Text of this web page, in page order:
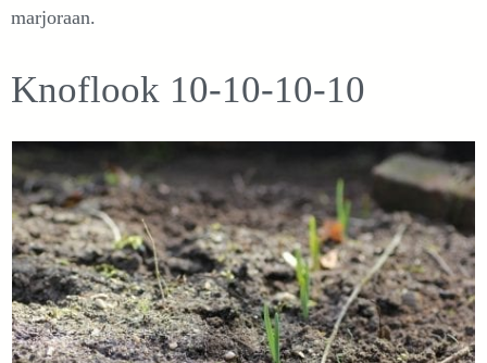
marjoraan.
Knoflook 10-10-10-10